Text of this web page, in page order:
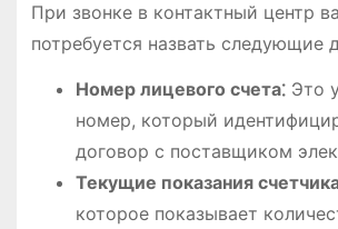
При звонке в контактный центр
потребуется назвать следующие
Номер лицевого счета⁚Это
номер, который
договор с поставщиком
Текущие показания
которое показывает